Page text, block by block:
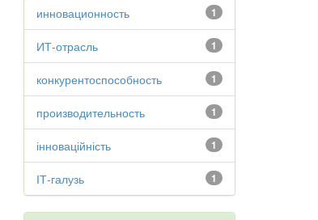
1
инновационность
1
ИТ-отрасль
1
конкурентоспособность
1
производительность
1
інноваційність
1
ІТ-галузь